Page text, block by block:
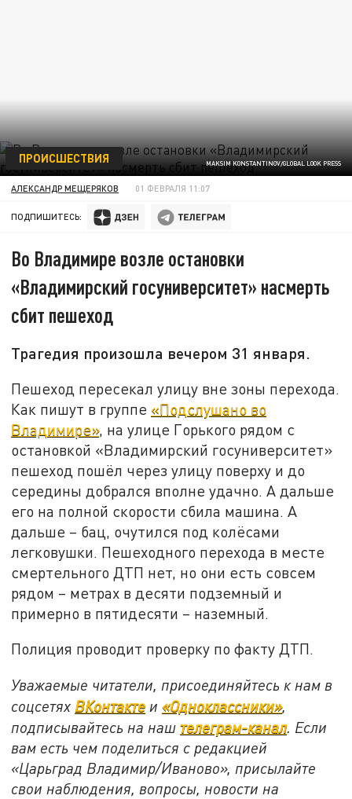
MAKSIM KONSTANTINOV/GLOBAL LOOK PRESS
ПРОИСШЕСТВИЯ
АЛЕКСАНДР МЕЩЕРЯКОВ 01 ФЕВРАЛЯ 11:07
ПОДПИШИТЕСЬ:
Во Владимире возле остановки
«Владимирский госуниверситет» насмерть
сбит пешеход
Трагедия произошла вечером 31 января.
Пешеход пересекал улицу вне зоны перехода.
Как пишут в группе «Подслушано во
Владимире», на улице Горького рядом с
остановкой «Владимирский госуниверситет»
пешеход пошёл через улицу поверху и до
середины добрался вполне удачно. А дальше
его на полной скорости сбила машина. А
дальше – бац, очутился под колёсами
легковушки. Пешеходного перехода в месте
смертельного ДТП нет, но они есть совсем
рядом – метрах в десяти подземный и
примерно в пятидесяти – наземный.
Полиция проводит проверку по факту ДТП.
Уважаемые читатели, присоединяйтесь к нам в
соцсетях ВКонтакте и«Одноклассники»,
подписывайтесь на наш телеграм-канал. Если
вам есть чем поделиться с редакцией
«Царьград Владимир/Иваново», присылайте
свои наблюдения, вопросы, новости на